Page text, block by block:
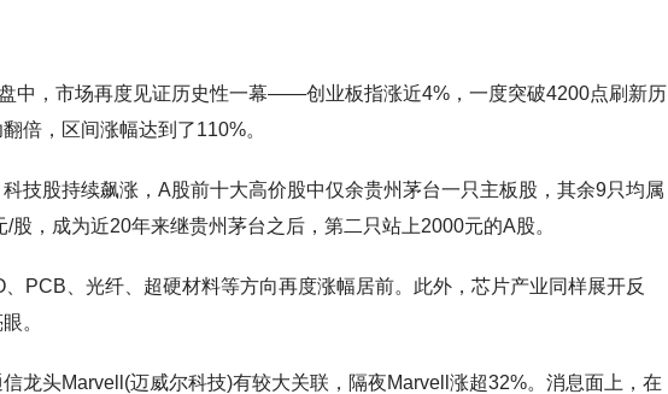
中，市场再度见证历史性一幕——创业板指涨近4%，一度突破4200点刷新历
倍，区间涨幅达到了110%。
技股持续飙涨，A股前十大高价股中仅余贵州茅台一只主板股，其余9只均属
，成为近20年来继贵州茅台之后，第二只站上2000元的A股。
PCB、光纤、超硬材料等方向再度涨幅居前。此外，芯片产业同样展开反
。
龙头Marvell(迈威尔科技)有较大关联，隔夜Marvell涨超32%。消息面上，在